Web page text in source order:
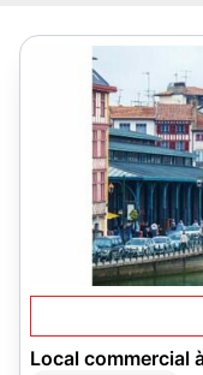
Local commercial